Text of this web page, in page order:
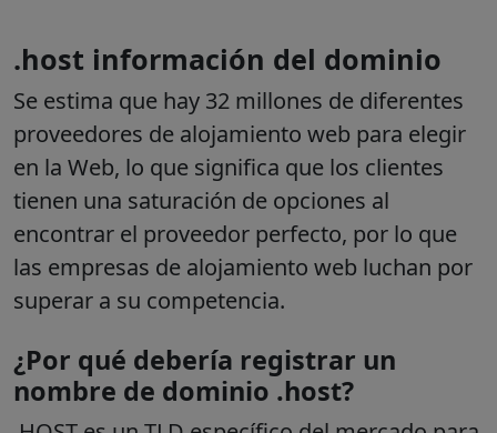
.host información del dominio
Se estima que hay 32 millones de diferentes
proveedores de alojamiento web para elegir
en la Web, lo que significa que los clientes
tienen una saturación de opciones al
encontrar el proveedor perfecto, por lo que
las empresas de alojamiento web luchan por
superar a su competencia.
¿Por qué debería registrar un
nombre de dominio .host?